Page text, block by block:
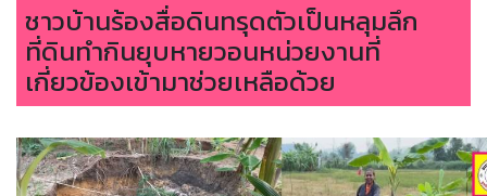
ชาวบ้านร้องสื่อดินทรุดตัวเป็นหลุมลึก
ที่ดินทำกินยุบหายวอนหน่วยงานที่
เกี่ยวข้องเข้ามาช่วยเหลือด้วย